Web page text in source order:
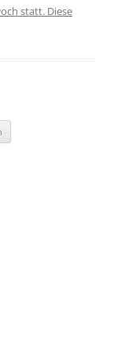
statt. Diese